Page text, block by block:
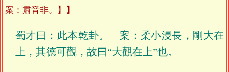
案：肅音非。】
蜀才曰：此本乾卦。 案：柔小浸長，剛大在
上，其德可觀，故曰“大觀在上”也。